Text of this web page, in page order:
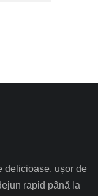
delicioase, ușor de
rapid până la